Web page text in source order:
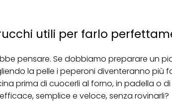
utili per farlo
pensare. Se dobbiamo preparare un
la pelle i peperoni diventeranno più
prima di cuocerli al forno, in padella o di
semplice e veloce, senza rovinarli?